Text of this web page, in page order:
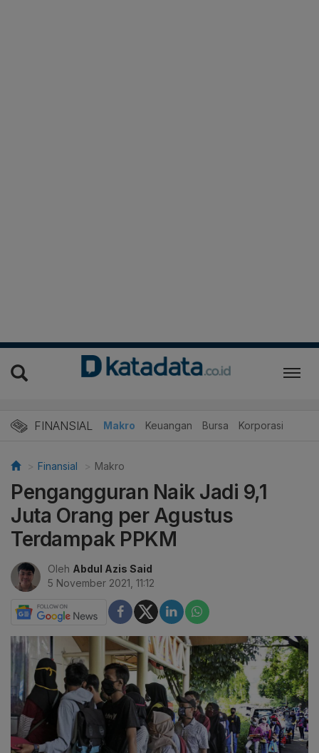
FINANSIAL Makro Keuangan Bursa Korporasi
Finansial Makro
Pengangguran Naik Jadi 9,1
Juta Orang per Agustus
Terdampak PPKM
Oleh Abdul Azis Said
5 November 2021, 11:12